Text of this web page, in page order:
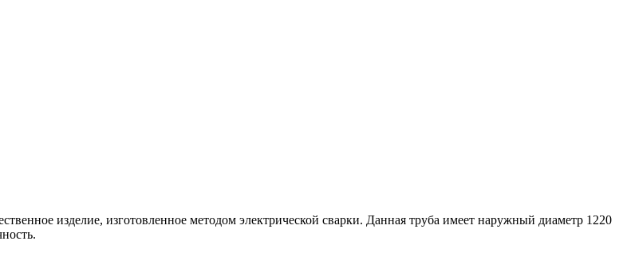
изделие, изготовленное методом электрической сварки. Данная труба имеет наружный диаметр 1220